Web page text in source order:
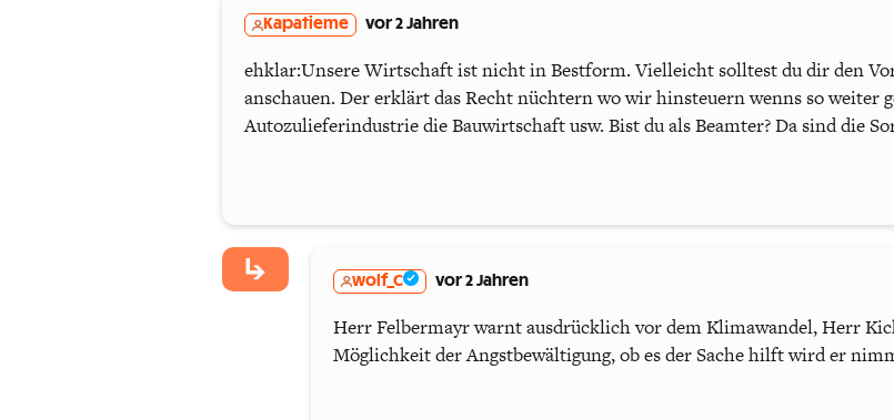
Kapatieme vor 2 Jahren
ehklar:Unsere Wirtschaft ist nicht in Bestform. Vielleicht solltest du dir den
anschauen. Der erklärt das Recht nüchtern wo wir hinsteuern wenns so weiter
Autozulieferindustrie die Bauwirtschaft usw. Bist du als Beamter? Da sind die
wolf_C vor 2 Jahren
Herr Felbermayr warnt ausdrücklich vor dem Klimawandel, Herr
Möglichkeit der Angstbewältigung, ob es der Sache hilft wird er